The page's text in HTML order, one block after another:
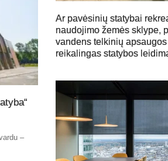
–
Ar pavėsinių statybai
naudojimo žemės sklype,
vandens telkinių
reikalingas statybos